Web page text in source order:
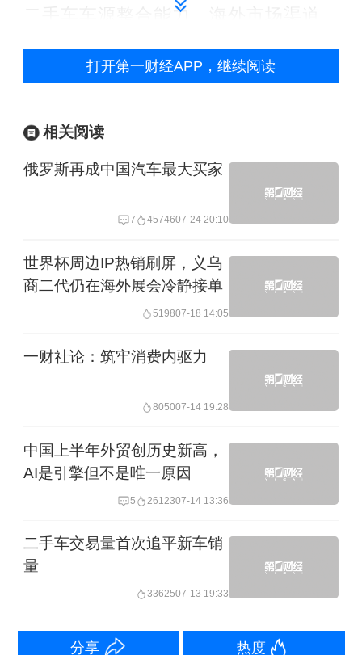
二手车车源整合能力、海外市场渠道、
售后服务保障能力、信用记录等情况，
支持符合条件的企业开展二手车出口业
证。支持企业、行业协会根据标准管理
的有关规定起草、申报二手车出口标
二手车交易市场机动车登记服务站均可
手车登记服务站，提供转让过户、转让
待出口等二手车出口所涉及车务的一站
续，对出口的二手车核发临时行驶车号
牌，降低企业运营成本。企业需批量办
理二手车出口业务时，车管部门会同出
口企业结合工作实际，开通绿色通道加
快办理。（市公安局负责）
打开第一财经APP，继续阅读
相关阅读
俄罗斯再成中国汽车最大买家
7 4574607-24 20:10
世界杯周边IP热销刷屏，义乌
商二代仍在海外展会冷静接单
519807-18 14:05
一财社论：筑牢消费内驱力
805007-14 19:28
中国上半年外贸创历史新高，
AI是引擎但不是唯一原因
5 2612307-14 13:36
二手车交易量首次追平新车销
量
3362507-13 19:33
分享 热度